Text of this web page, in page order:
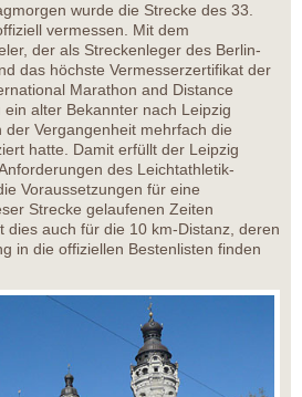
wurde die Strecke des 33.
vermessen. Mit dem
der als Streckenleger des Berlin-
das höchste Vermesserzertifikat der
Marathon and Distance
alter Bekannter nach Leipzig
Vergangenheit mehrfach die
hatte. Damit erfüllt der Leipzig
des Leichtathletik-
Voraussetzungen für eine
Strecke gelaufenen Zeiten
auch für die 10 km-Distanz, deren
in die offiziellen Bestenlisten finden